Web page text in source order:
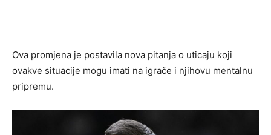
Ova promjena je postavila nova pitanja o uticaju koji
ovakve situacije mogu imati na igrače i njihovu mentalnu
pripremu.